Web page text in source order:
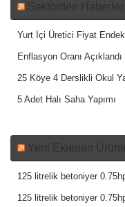
Sektörden Haberler
Yurt İçi Üretici Fiyat
Enflasyon Oranı Açıklandı
25 Köye 4 Derslikli Okul
5 Adet Halı Saha Yapımı
Yeni Eklenen
125 litrelik betoniyer
125 litrelik betoniyer